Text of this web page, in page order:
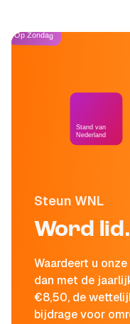
Steun WNL
Word
Waardeert u
dan met de
€8,50, de
bijdrage voor
Op Zondag
Stand van
Nederland